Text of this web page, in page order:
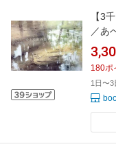
【3
／あ
180ポ
1日〜3